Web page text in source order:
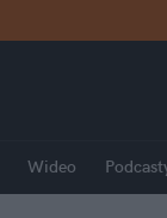
Wideo